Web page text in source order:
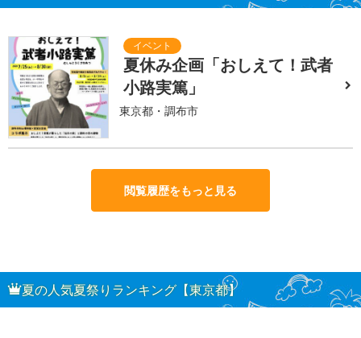
夏休み企画「おしえて！武者
小路実篤」
東京都・調布市
閲覧履歴をもっと見る
夏の人気夏祭りランキング【東京都】